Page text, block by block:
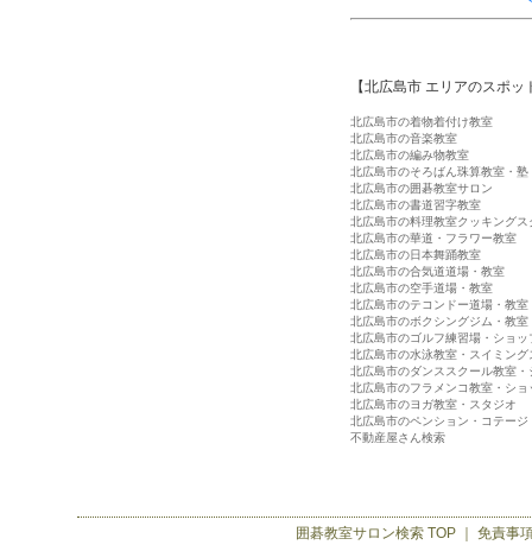
【北広島市 エリアのスポッ
北広島市の着物着付け教室
北広島市の音楽教室
北広島市の編み物教室
北広島市のそろばん珠算教室・塾
北広島市の囲碁教室サロン
北広島市の書道習字教室
北広島市の料理教室クッキングス
北広島市の華道・フラワー教室
北広島市の日本舞踊教室
北広島市の合気道道場・教室
北広島市の空手道場・教室
北広島市のテコンドー道場・教室
北広島市のボクシングジム・教室
北広島市のゴルフ練習場・ショッ
北広島市の水泳教室・スイミング
北広島市のダンススクール教室・
北広島市のフラメンコ教室・ショ
北広島市のヨガ教室・スタジオ
北広島市のペンション・コテージ
不動産屋さん検索
囲碁教室サロン検索TOP ｜ 免責事